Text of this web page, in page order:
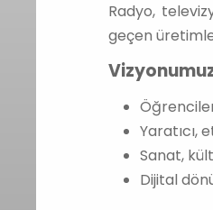
Radyo,
geçen
Yaratıcı,
Sanat,
Dijital